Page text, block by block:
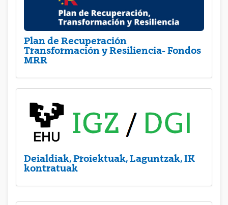
Plan de Recuperación
Transformación y Resiliencia- Fondos
MRR
Deialdiak, Proiektuak, Laguntzak, IK
kontratuak